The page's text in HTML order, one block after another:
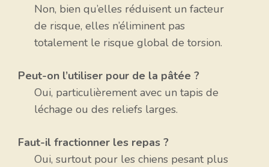
Non, bien qu’elles réduisent un facteur
de risque, elles n’éliminent pas
totalement le risque global de torsion.
Peut-on l’utiliser pour de la pâtée ?
Oui, particulièrement avec un tapis de
léchage ou des reliefs larges.
Faut-il fractionner les repas ?
Oui, surtout pour les chiens pesant plus